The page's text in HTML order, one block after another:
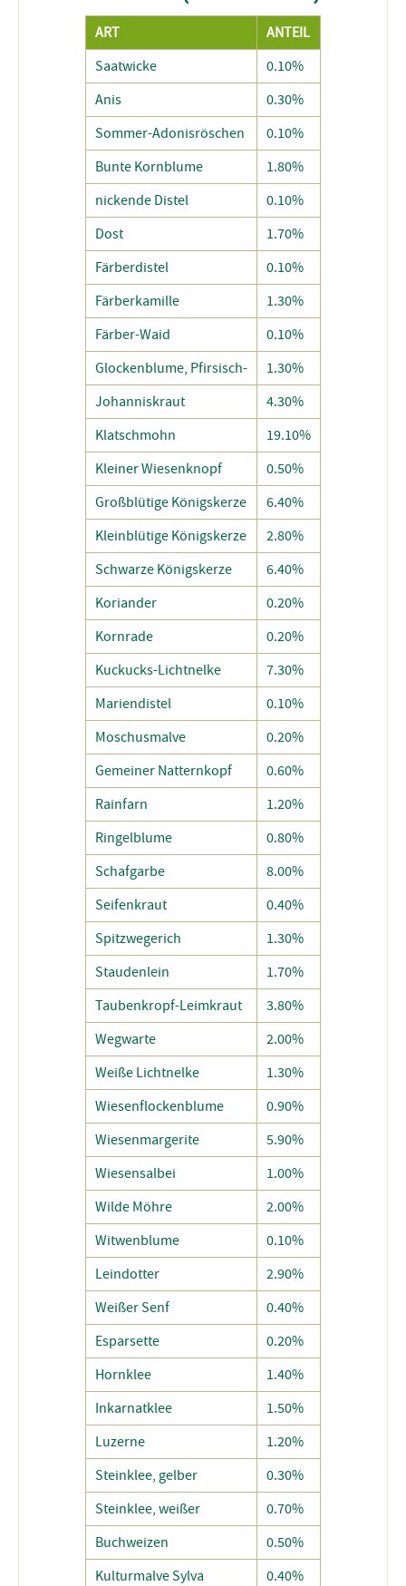
ART
ANTEIL
Saatwicke
0.10%
Anis
0.30%
Sommer-Adonisröschen
0.10%
Bunte Kornblume
1.80%
nickende Distel
0.10%
Dost
1.70%
Färberdistel
0.10%
Färberkamille
1.30%
Färber-Waid
0.10%
Glockenblume, Pfirsisch-
1.30%
Johanniskraut
4.30%
Klatschmohn
19.10%
Kleiner Wiesenknopf
0.50%
Großblütige Königskerze
6.40%
Kleinblütige Königskerze
2.80%
Schwarze Königskerze
6.40%
Koriander
0.20%
Kornrade
0.20%
Kuckucks-Lichtnelke
7.30%
Mariendistel
0.10%
Moschusmalve
0.20%
Gemeiner Natternkopf
0.60%
Rainfarn
1.20%
Ringelblume
0.80%
Schafgarbe
8.00%
Seifenkraut
0.40%
Spitzwegerich
1.30%
Staudenlein
1.70%
Taubenkropf-Leimkraut
3.80%
Wegwarte
2.00%
Weiße Lichtnelke
1.30%
Wiesenflockenblume
0.90%
Wiesenmargerite
5.90%
Wiesensalbei
1.00%
Wilde Möhre
2.00%
Witwenblume
0.10%
Leindotter
2.90%
Weißer Senf
0.40%
Esparsette
0.20%
Hornklee
1.40%
Inkarnatklee
1.50%
Luzerne
1.20%
Steinklee, gelber
0.30%
Steinklee, weißer
0.70%
Buchweizen
0.50%
Kulturmalve Sylva
0.40%